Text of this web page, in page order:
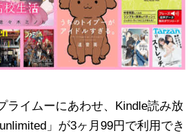
ライムーにあわせ、Kindle読み放
」が3ヶ月99円で利用でき